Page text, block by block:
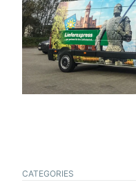
CATEGORIES